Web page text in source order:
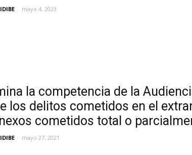
IDIBE - mayo 4, 2023
la competencia de la
los delitos cometidos en el
cometidos total o
IDIBE - mayo 27, 2021